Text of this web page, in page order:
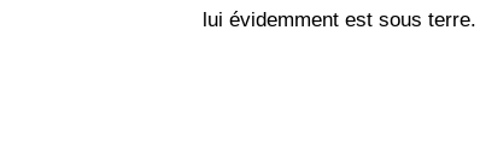
lui évidemment est sous